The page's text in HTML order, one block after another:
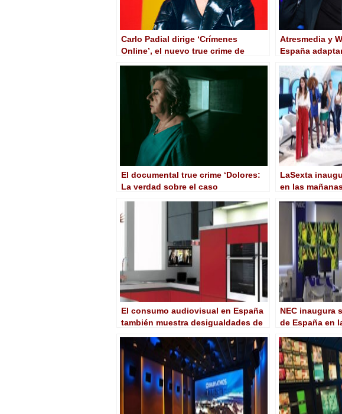
Carlo Padial dirige ‘Crímenes
Online’, el nuevo true crime de
Atresmedia y
España
El documental true crime ‘Dolores:
La verdad sobre el caso
LaSexta
en las
El consumo audiovisual en España
también muestra desigualdades de
Ymedia
NEC inaugura
de España en
audiovisuales